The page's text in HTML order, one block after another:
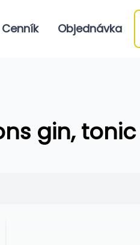
Cenník Objednávka
gin,